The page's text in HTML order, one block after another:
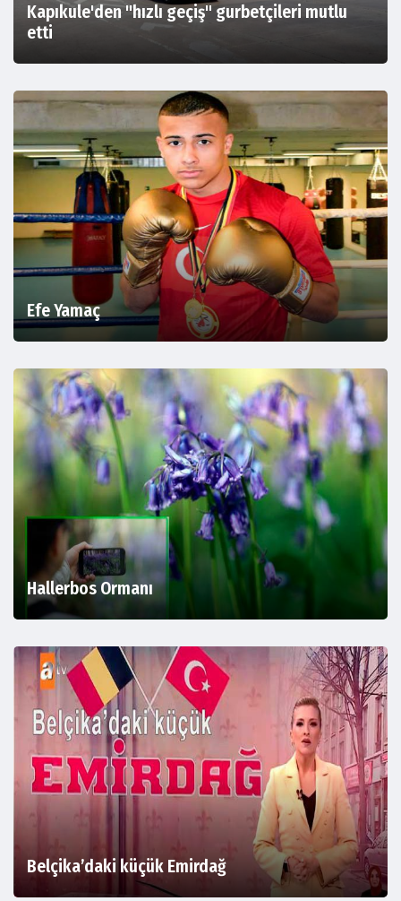
Kapıkule'den "hızlı geçiş" gurbetçileri mutlu
etti
Efe Yamaç
Hallerbos Ormanı
Belçika’daki küçük Emirdağ